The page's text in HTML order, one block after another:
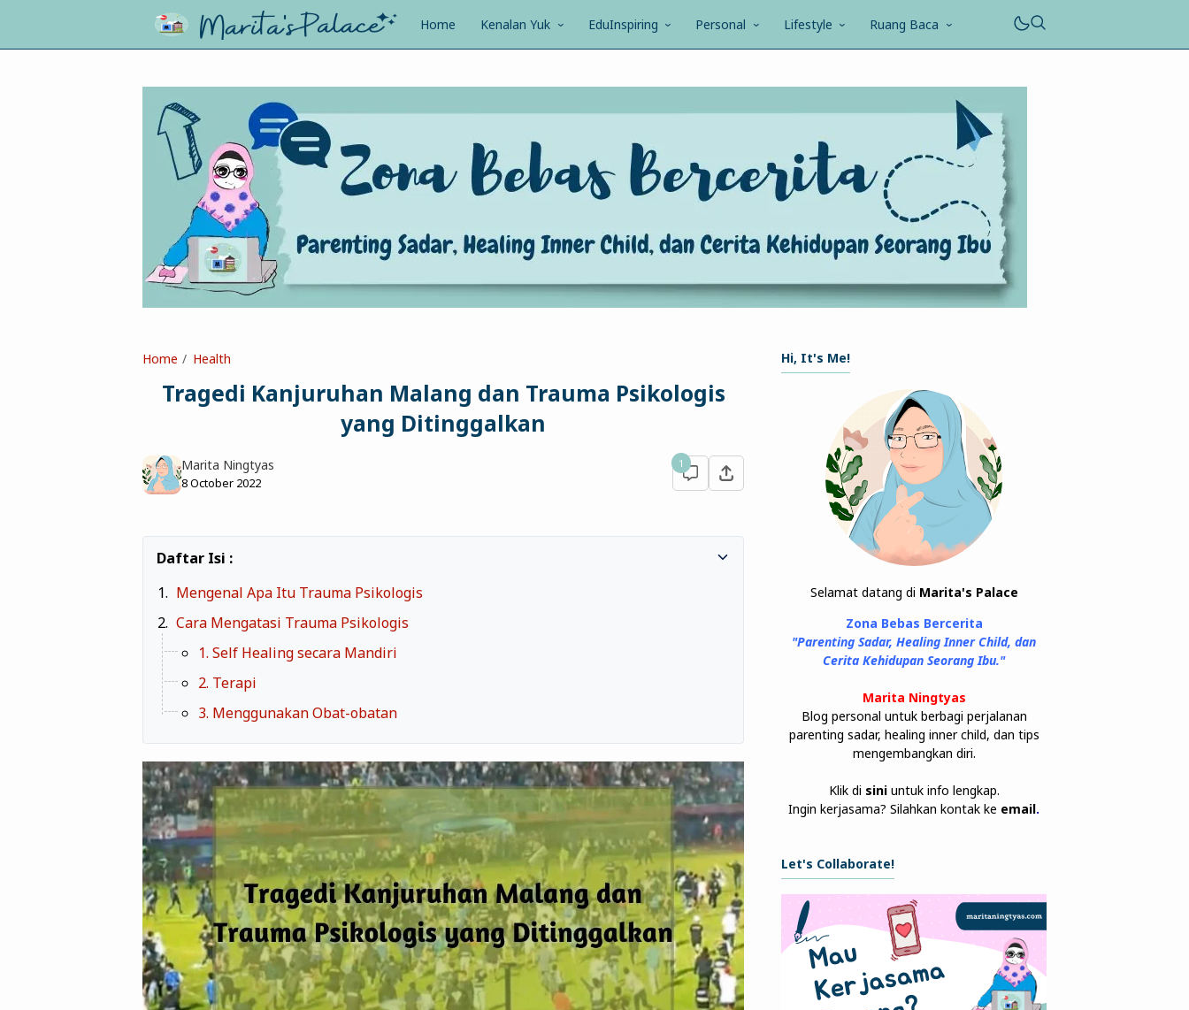
Home Kenalan Yuk EduInspiring Personal Lifestyle Ruang Baca
Home Health
Tragedi Kanjuruhan Malang dan Trauma Psikologis
yang Ditinggalkan
Marita Ningtyas
8 October 2022
1
Mengenal Apa Itu Trauma Psikologis
Cara Mengatasi Trauma Psikologis
1. Self Healing secara Mandiri
2. Terapi
3. Menggunakan Obat-obatan
Hi, It's Me!
Selamat datang di Marita's Palace
Zona Bebas Bercerita
"Parenting Sadar, Healing Inner Child, dan
Cerita Kehidupan Seorang Ibu."
Marita Ningtyas
Blog personal untuk berbagi perjalanan
parenting sadar, healing inner child, dan tips
mengembangkan diri.
Klik di sini untuk info lengkap.
Ingin kerjasama? Silahkan kontak ke email.
Let's Collaborate!